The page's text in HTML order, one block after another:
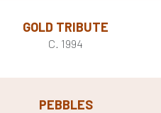
GOLD TRIBUTE
C. 1994
PEBBLES